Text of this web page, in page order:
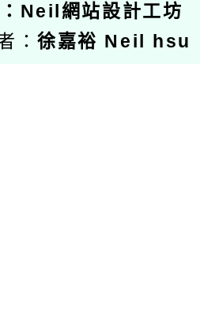
： Neil網站設計工坊
：徐嘉裕 Neil hsu